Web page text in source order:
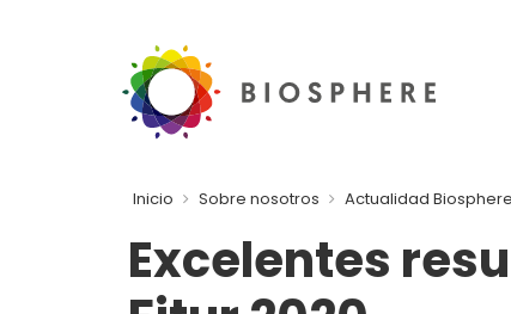
Inicio Sobre nosotros Actualidad Biosphere
Excelentes